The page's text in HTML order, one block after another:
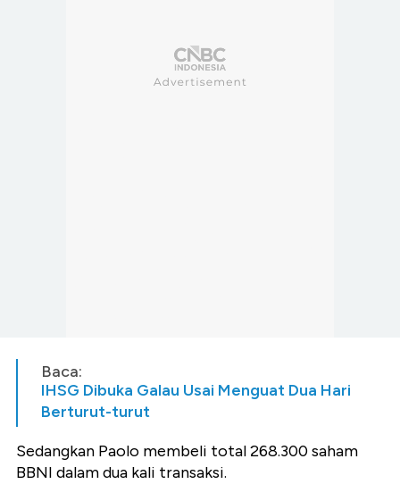
Baca:
IHSG Dibuka Galau Usai Menguat Dua Hari
Berturut-turut
Sedangkan Paolo membeli total 268.300 saham
BBNI dalam dua kali transaksi.